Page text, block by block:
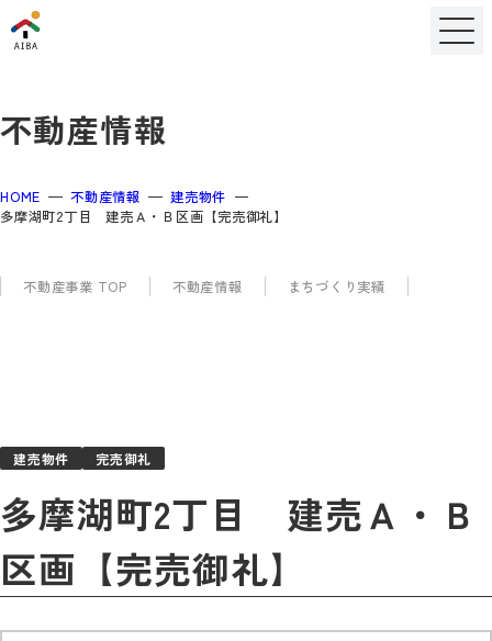
不動産情報
HOME 不動産情報
建売物件
多摩湖町2丁目 建売Ａ・Ｂ区画【完売御礼】
不動産事業 TOP 不動産情報 まちづくり実績
建売物件 完売御礼
多摩湖町2丁目 建売Ａ・Ｂ
区画【完売御礼】